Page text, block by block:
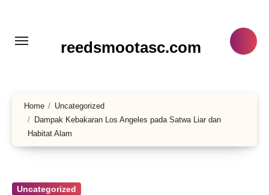
konten
reedsmootasc.com
Home
Uncategorized
Dampak Kebakaran Los Angeles pada Satwa Liar dan
Habitat Alam
Uncategorized